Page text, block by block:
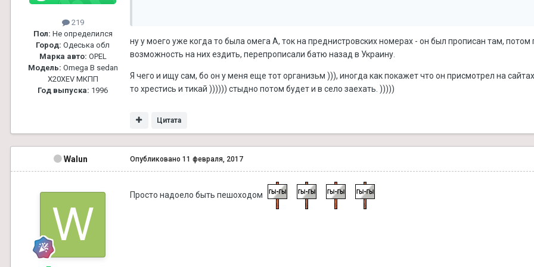
219
Пол: Не определился
Город: Одеська обл
Марка авто: OPEL
Модель: Omega B sedan
X20XEV МКПП
Год выпуска: 1996
ну у моего уже когда то была омега А, ток на преднистровских номерах - он был прописан там, потом
возможность на них ездить, перепрописали батю назад в Украину.
Я чего и ищу сам, бо он у меня еще тот организьм ))), иногда как покажет что он присмотрел на
то хрестись и тикай )))))) стыдно потом будет и в село заехать. )))))
Цитата
Walun Опубликовано 11 февраля, 2017
Просто надоело быть пешоходом